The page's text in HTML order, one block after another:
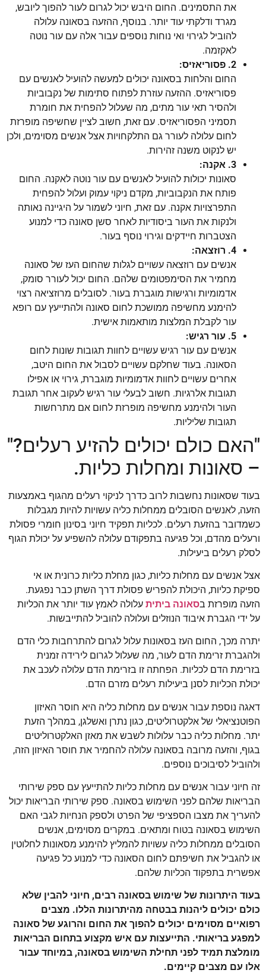
את התסמינים. החום היבש יכול לגרום לעור להפוך ליובש,
מגרד ודלקתי עוד יותר. בנוסף, ההזעה בסאונה עלולה
להוביל לגירוי ואי נוחות נוספים עבור אלה עם עור נוטה
לאקזמה.
2. פסוריאזיס:
החום והלחות בסאונה יכולים למעשה להועיל לאנשים עם
פסוריאזיס. ההזעה עוזרת לפתוח סתימות של נקבוביות
ולהסיר תאי עור מתים, מה שעלול להפחית את חומרת
תסמיני הפסוריאזיס. עם זאת, חשוב לציין שחשיפה מופרזת
לחום עלולה לעורר גם התלקחויות אצל אנשים מסוימים, ולכן
יש לנקוט משנה זהירות.
3. אקנה:
סאונות יכולות להועיל לאנשים עם עור נוטה לאקנה. החום
פותח את הנקבוביות, מקדם ניקוי עמוק ועלול להפחית
התפרצויות אקנה. עם זאת, חיוני לשמור על היגיינה נאותה
ולנקות את העור ביסודיות לאחר סשן סאונה כדי למנוע
הצטברות חיידקים וגירוי נוסף בעור.
4. רוזצאה:
אנשים עם רוזצאה עשויים לגלות שהחום העז של סאונה
מחמיר את הסימפטומים שלהם. החום יכול לעורר סומק,
אדמומיות ורגישות מוגברת בעור. לסובלים מרוזציאה רצוי
להימנע מחשיפה ממושכת לחום סאונה ולהתייעץ עם רופא
עור לקבלת המלצות מותאמות אישית.
5. עור רגיש:
אנשים עם עור רגיש עשויים לחוות תגובות שונות לחום
הסאונה. בעוד שחלקם עשויים לסבול את החום היטב,
אחרים עשויים לחוות אדמומיות מוגברת, גירוי או אפילו
תגובות אלרגיות. חשוב לבעלי עור רגיש לעקוב אחר תגובת
העור ולהימנע מחשיפה מופרזת לחום אם מתרחשות
תגובות שליליות.
"האם כולם יכולים להזיע רעלים?"
– סאונות ומחלות כליות.
בעוד שסאונות נחשבות לרוב כדרך לניקוי רעלים מהגוף באמצעות
הזעה, לאנשים הסובלים ממחלות כליה עשויות להיות מגבלות
כשמדובר בהזעת רעלים. לכליות תפקיד חיוני בסינון חומרי פסולת
ורעלים מהדם, וכל פגיעה בתפקודם עלולה להשפיע על יכולת הגוף
לסלק רעלים ביעילות.
אצל אנשים עם מחלות כליות, כגון מחלת כליות כרונית או אי
ספיקת כליות, היכולת להפריש פסולת דרך השתן כבר נפגעת.
הזעה מופרזת בסאונה ביתית עלולה לאמץ עוד יותר את הכליות
על ידי הגברת איבוד הנוזלים ועלולה להוביל להתייבשות.
יתרה מכך, החום העז בסאונות עלול לגרום להתרחבות כלי הדם
ולהגברת זרימת הדם לעור, מה שעלול לגרום לירידה זמנית
בזרימת הדם לכליות. הפחתה זו בזרימת הדם עלולה לעכב את
יכולת הכליות לסנן ביעילות רעלים מזרם הדם.
דאגה נוספת עבור אנשים עם מחלות כליה היא חוסר האיזון
הפוטנציאלי של אלקטרוליטים, כגון נתרן ואשלגן, במהלך הזעת
יתר. מחלות כליה כבר עלולות לשבש את מאזן האלקטרוליטים
בגוף, והזעה מרובה בסאונה עלולה להחמיר את חוסר האיזון הזה,
ולהוביל לסיבוכים נוספים.
זה חיוני עבור אנשים עם מחלות כליות להתייעץ עם ספק שירותי
הבריאות שלהם לפני השימוש בסאונה. ספק שירותי הבריאות יכול
להעריך את מצבו הספציפי של הפרט ולספק הנחיות לגבי האם
השימוש בסאונה בטוח ומתאים. במקרים מסוימים, אנשים
הסובלים ממחלות כליה עשויות להמליץ להימנע מסאונות לחלוטין
או להגביל את חשיפתם לחום הסאונה כדי למנוע כל פגיעה
אפשרית בתפקוד הכליות שלהם.
בעוד היתרונות של שימוש בסאונה רבים, חיוני להבין שלא
כולם יכולים ליהנות בבטחה מהיתרונות הללו. מצבים
רפואיים מסוימים יכולים להפוך את החום והרוגע של סאונה
למפגע בריאותי. התייעצות עם איש מקצוע בתחום הבריאות
מומלצת תמיד לפני תחילת השימוש בסאונה, במיוחד עבור
אלו עם מצבים קיימים.